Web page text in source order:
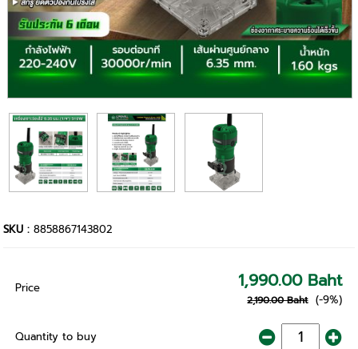
SKU :8858867143802
Price 1,990.00 Baht
2,190.00 Baht (-9%)
Quantity to buy